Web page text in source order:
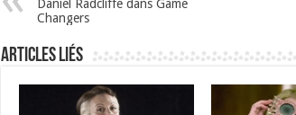
Daniel Radcliffe dans Game
Changers
Articles liés